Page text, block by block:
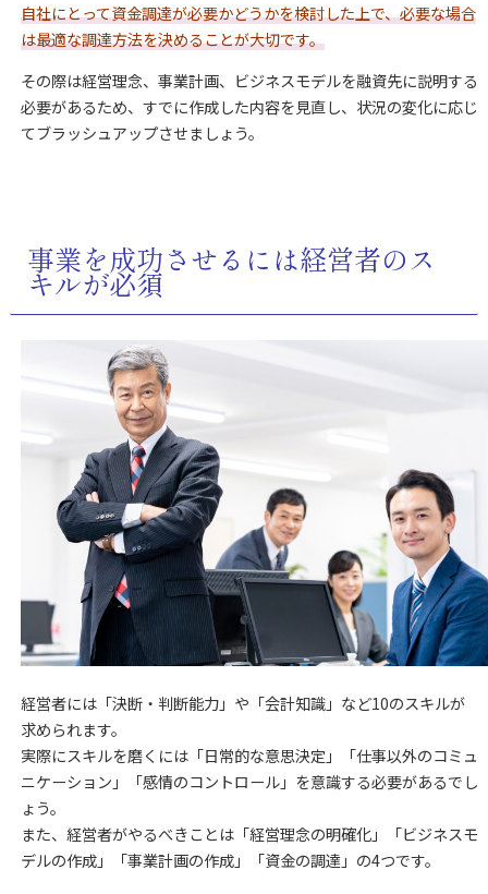
自社にとって資金調達が必要かどうかを検討した上で、必要な場合
は最適な調達方法を決めることが大切です。
その際は経営理念、事業計画、ビジネスモデルを融資先に説明する
必要があるため、すでに作成した内容を見直し、状況の変化に応じ
てブラッシュアップさせましょう。
事業を成功させるには経営者のス
キルが必須
経営者には「決断・判断能力」や「会計知識」など10のスキルが
求められます。
実際にスキルを磨くには「日常的な意思決定」「仕事以外のコミュ
ニケーション」「感情のコントロール」を意識する必要があるでし
ょう。
また、経営者がやるべきことは「経営理念の明確化」「ビジネスモ
デルの作成」「事業計画の作成」「資金の調達」の4つです。